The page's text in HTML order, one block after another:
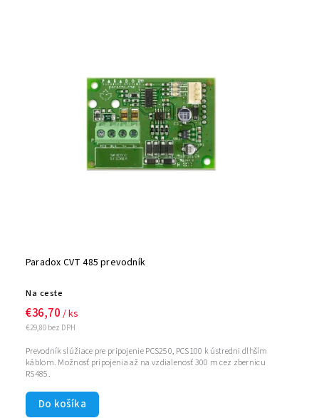
Abecedne
Paradox CVT 485 prevodník
Na ceste
€29,80 bez DPH
€36,70 / ks
Do košíka
Prevodník slúžiace pre pripojenie PCS250, PCS100 k ústredni dlhším
káblom. Možnosť pripojenia až na vzdialenosť 300 m cez zbernicu
RS485.